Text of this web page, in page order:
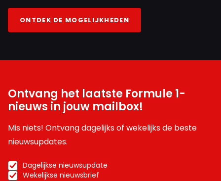
ONTDEK DE MOGELIJKHEDEN
Ontvang het laatste Formule 1-
nieuws in jouw mailbox!
Mis niets! Ontvang dagelijks of wekelijks de beste
nieuwsupdates.
Dagelijkse nieuwsupdate
Wekelijkse nieuwsbrief